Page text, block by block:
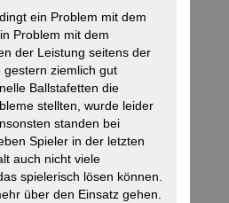
ein Problem mit dem
Problem mit dem
der Leistung seitens der
gestern ziemlich gut
Ballstafetten die
stellten, wurde leider
standen bei
Spieler in der letzten
auch nicht viele
spielerisch lösen können.
über den Einsatz gehen.